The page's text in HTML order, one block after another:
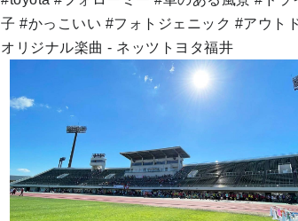
子 #かっこいい #フォトジェニック #アウト
オリジナル楽曲 - ネッツトヨタ福井